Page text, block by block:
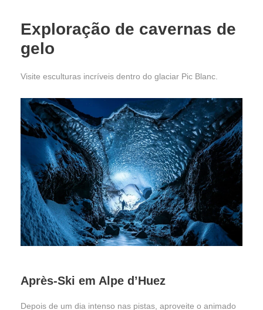
Exploração de cavernas de
gelo
Visite esculturas incríveis dentro do glaciar Pic Blanc.
Après-Ski em Alpe d’Huez
Depois de um dia intenso nas pistas, aproveite o animado